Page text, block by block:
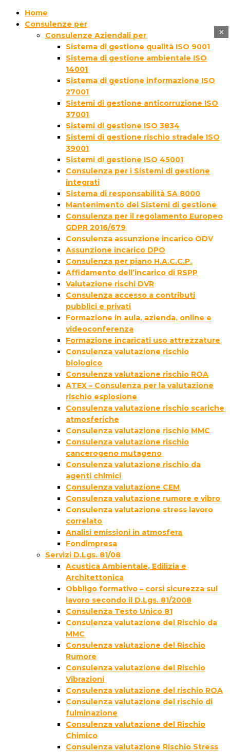
Home
Consulenze per
Consulenze Aziendali per
Sistema di gestione qualità ISO 9001
Sistema di gestione ambientale ISO
14001
Sistema di gestione informazione ISO
27001
Sistemi di gestione anticorruzione ISO
37001
Sistemi di gestione ISO 3834
Sistemi di gestione rischio stradale ISO
39001
Sistemi di gestione ISO 45001
Consulenza per i Sistemi di gestione
integrati
Sistema di responsabilità SA 8000
Mantenimento dei Sistemi di gestione
Consulenza per il regolamento Europeo
GDPR 2016/679
Consulenza assunzione incarico ODV
Assunzione incarico DPO
Consulenza per piano H.A.C.C.P.
Affidamento dell’incarico di RSPP
Valutazione rischi DVR
Consulenza accesso a contributi
pubblici e privati
Formazione in aula, azienda, online e
videoconferenza
Formazione incaricati uso attrezzature
Consulenza valutazione rischio
biologico
Consulenza valutazione rischio ROA
ATEX – Consulenza per la valutazione
rischio esplosione
Consulenza valutazione rischio scariche
atmosferiche
Consulenza valutazione rischio MMC
Consulenza valutazione rischio
cancerogeno mutageno
Consulenza valutazione rischio da
agenti chimici
Consulenza valutazione CEM
Consulenza valutazione rumore e vibro
Consulenza valutazione stress lavoro
correlato
Analisi emissioni in atmosfera
Fondimpresa
Servizi D.Lgs. 81/08
Acustica Ambientale, Edilizia e
Architettonica
Obbligo formativo – corsi sicurezza sul
lavoro secondo il D.Lgs. 81/2008
Consulenza Testo Unico 81
Consulenza valutazione del Rischio da
MMC
Consulenza valutazione del Rischio
Rumore
Consulenza valutazione del Rischio
Vibrazioni
Consulenza valutazione del rischio ROA
Consulenza valutazione del rischio di
fulminazione
Consulenza valutazione del Rischio
Chimico
Consulenza valutazione Rischio Stress
×